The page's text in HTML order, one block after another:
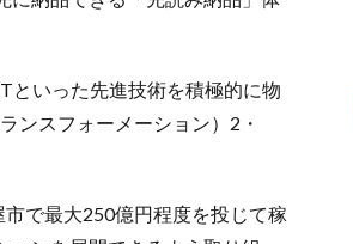
といった先進技術を積極的に物
ンスフォーメーション）2・
で最大250億円程度を投じて稼